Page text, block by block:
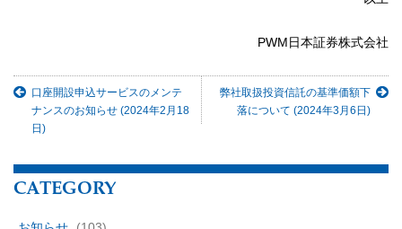
PWM日本証券株式会社
口座開設申込サービスのメンテ
ナンスのお知らせ (2024年2月18
日)
弊社取扱投資信託の基準価額下
落について (2024年3月6日)
CATEGORY